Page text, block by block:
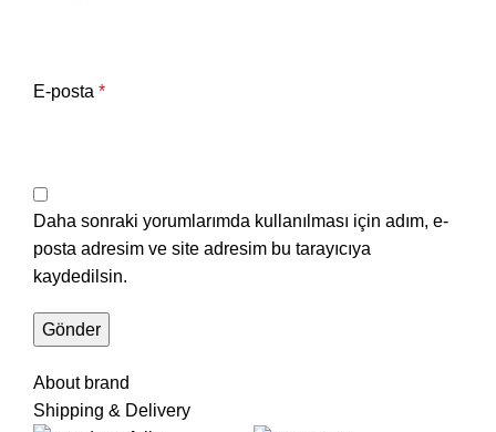
E-posta *
Daha sonraki yorumlarımda kullanılması için adım, e-
posta adresim ve site adresim bu tarayıcıya
kaydedilsin.
About brand
Shipping & Delivery